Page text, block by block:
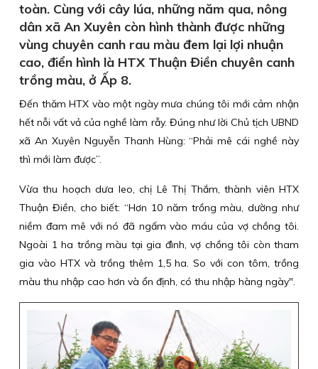
toàn. Cùng với cây lúa, những năm qua, nông
dân xã An Xuyên còn hình thành được những
vùng chuyên canh rau màu đem lại lợi nhuận
cao, điển hình là HTX Thuận Điền chuyên canh
trồng màu, ở Ấp 8.
Đến thăm HTX vào một ngày mưa chúng tôi mới cảm nhận
hết nỗi vất vả của nghề làm rẫy. Đúng như lời Chủ tịch UBND
xã An Xuyên Nguyễn Thanh Hùng: “Phải mê cái nghề này
thì mới làm được”.
Vừa thu hoạch dưa leo, chị Lê Thị Thắm, thành viên HTX
Thuận Điền, cho biết: “Hơn 10 năm trồng màu, dường như
niềm đam mê với nó đã ngấm vào máu của vợ chồng tôi.
Ngoài 1 ha trồng màu tại gia đình, vợ chồng tôi còn tham
gia vào HTX và trồng thêm 1,5 ha. So với con tôm, trồng
màu thu nhập cao hơn và ổn định, có thu nhập hàng ngày".